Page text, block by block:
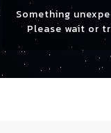
Something
Please wait or